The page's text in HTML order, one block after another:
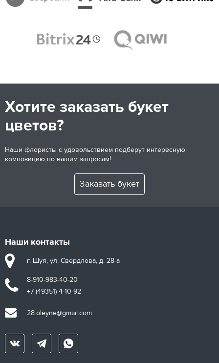
Хотите заказать букет
цветов?
Наши флористы с удовольствием подберут интересную
композицию по вашим запросам!
Заказать букет
Наши контакты
г. Шуя, ул. Свердлова, д. 28-а
8-910-983-40-20
+7 (49351) 4-10-92
28.oleyne@gmail.com